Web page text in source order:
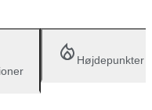
Højdepunkter